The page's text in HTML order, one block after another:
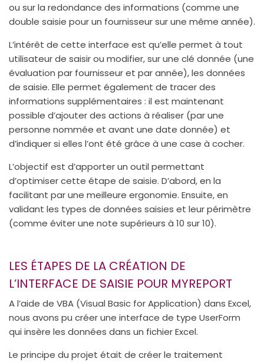
ou sur la redondance des informations (comme une
double saisie pour un fournisseur sur une même année).
L’intérêt de cette interface est qu’elle permet à tout
utilisateur de saisir ou modifier, sur une clé donnée (une
évaluation par fournisseur et par année), les données
de saisie. Elle permet également de tracer des
informations supplémentaires : il est maintenant
possible d’ajouter des actions à réaliser (par une
personne nommée et avant une date donnée) et
d’indiquer si elles l’ont été grâce à une case à cocher.
L’objectif est d’apporter un outil permettant
d’optimiser cette étape de saisie. D’abord, en la
facilitant par une meilleure ergonomie. Ensuite, en
validant les types de données saisies et leur périmètre
(comme éviter une note supérieurs à 10 sur 10).
LES ÉTAPES DE LA CRÉATION DE
L’INTERFACE DE SAISIE POUR MYREPORT
A l’aide de VBA (Visual Basic for Application) dans Excel,
nous avons pu créer une interface de type UserForm
qui insère les données dans un fichier Excel.
Le principe du projet était de créer le traitement